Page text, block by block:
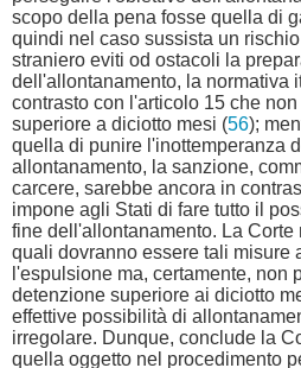
scopo della pena fosse quella di
quindi nel caso sussista un
straniero eviti od ostacoli la
dell'allontanamento, la normativa
contrasto con l'articolo 15 che
superiore a diciotto mesi (56);
quella di punire l'inottemperanza
allontanamento, la sanzione,
carcere, sarebbe ancora in
impone agli Stati di fare tutto il
fine dell'allontanamento. La Corte
quali dovranno essere tali misure
l'espulsione ma, certamente, non
detenzione superiore ai diciotto
effettive possibilità di
irregolare. Dunque, conclude la
quella oggetto nel procedimento